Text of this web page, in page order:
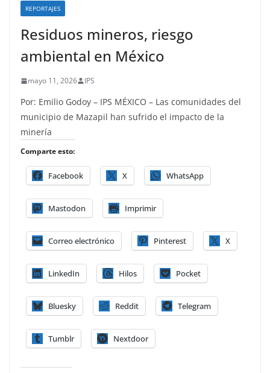
REPORTAJES
Residuos mineros, riesgo
ambiental en México
mayo 11, 2026 IPS
Por: Emilio Godoy – IPS MÉXICO – Las comunidades del
municipio de Mazapil han sufrido el impacto de la
minería
Comparte esto:
Facebook X WhatsApp
Mastodon Imprimir
Correo electrónico Pinterest X
LinkedIn Hilos Pocket
Bluesky Reddit Telegram
Tumblr Nextdoor